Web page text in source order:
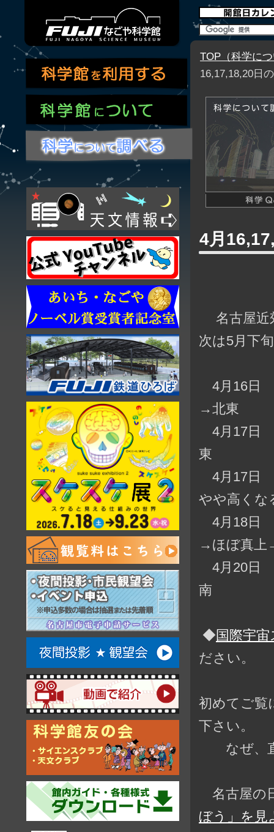
TOP（科学に
16,17,18,20日
4月
名古屋近
次は5月下
4月16日
→北東
4月17日
東
4月17日
やや高くな
4月18日
→ほぼ真上
4月20日
南
◆国際宇
ださい。
初めてご覧
下さい。
なぜ、直
名古屋の
ぼう」を見